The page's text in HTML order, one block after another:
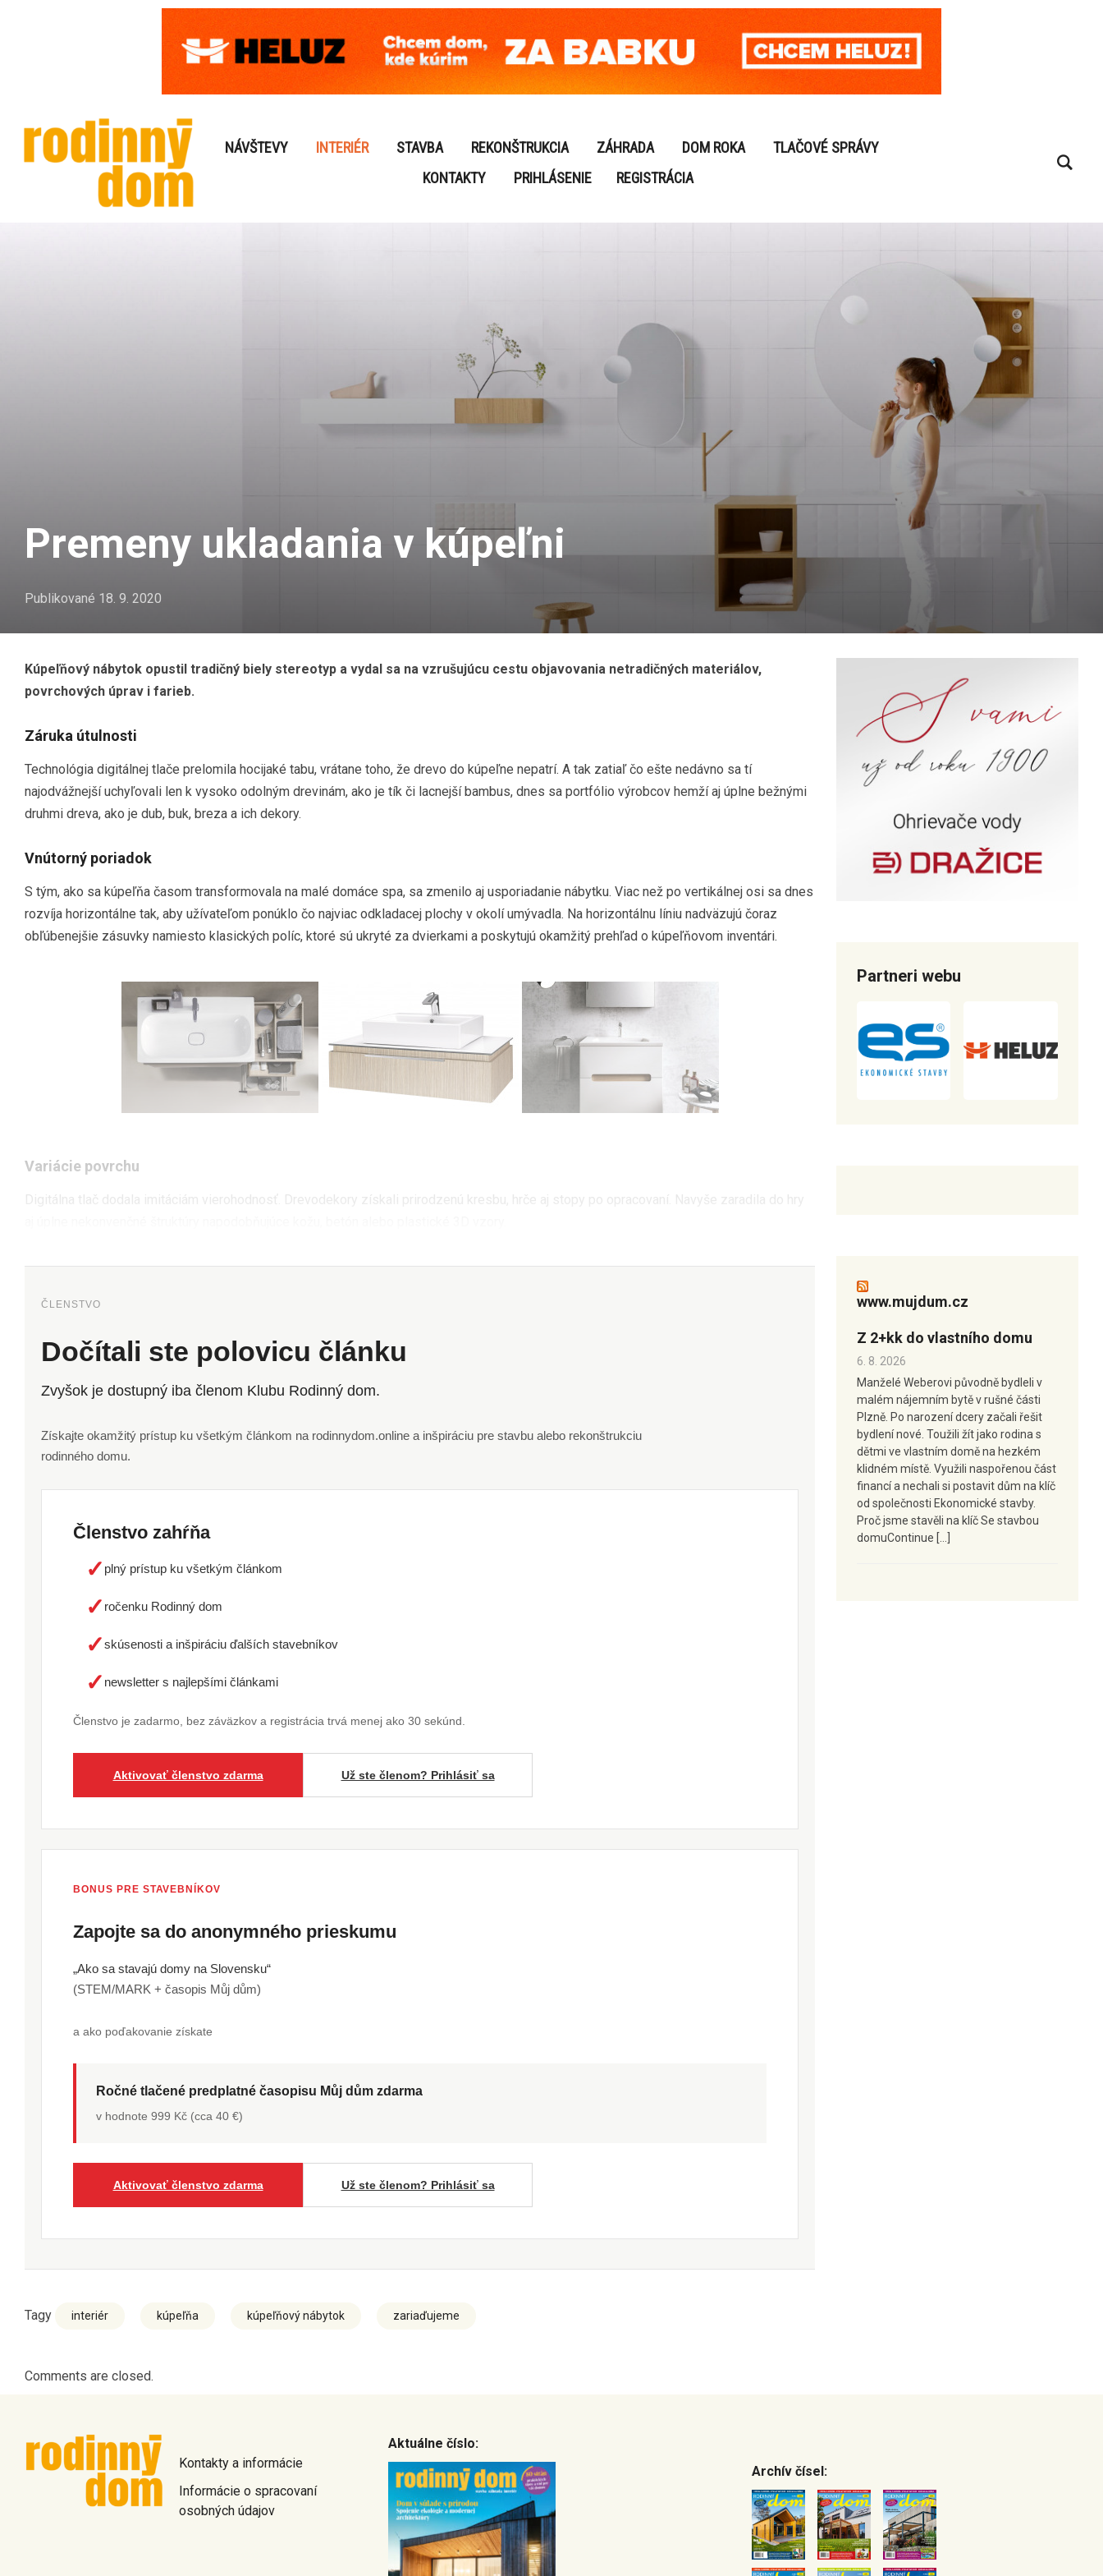
NÁVŠTEVY INTERIÉR STAVBA REKONŠTRUKCIA ZÁHRADA DOM ROKA
TLAČOVÉ SPRÁVY
KONTAKTY
PRIHLÁSENIE REGISTRÁCIA
Premeny ukladania v kúpeľni
Publikované 18. 9. 2020
Kúpeľňový nábytok opustil tradičný biely stereotyp a vydal sa na vzrušujúcu cestu objavovania netradičných materiálov,
povrchových úprav i farieb.
Záruka útulnosti
Technológia digitálnej tlače prelomila hocijaké tabu, vrátane toho, že drevo do kúpeľne nepatrí. A tak zatiaľ čo ešte nedávno sa tí
najodvážnejší uchyľovali len k vysoko odolným drevinám, ako je tík či lacnejší bambus, dnes sa portfólio výrobcov hemží aj úplne bežnými
druhmi dreva, ako je dub, buk, breza a ich dekory.
Vnútorný poriadok
S tým, ako sa kúpeľňa časom transformovala na malé domáce spa, sa zmenilo aj usporiadanie nábytku. Viac než po vertikálnej osi sa dnes
rozvíja horizontálne tak, aby užívateľom ponúklo čo najviac odkladacej plochy v okolí umývadla. Na horizontálnu líniu nadväzujú čoraz
obľúbenejšie zásuvky namiesto klasických políc, ktoré sú ukryté za dvierkami a poskytujú okamžitý prehľad o kúpeľňovom inventári.
Variácie povrchu
Digitálna tlač dodala imitáciám vierohodnosť. Drevodekory získali prirodzenú kresbu, hrče aj stopy po opracovaní. Navyše zaradila do hry
ČLENSTVO
Dočítali ste polovicu článku
Zvyšok je dostupný iba členom Klubu Rodinný dom.
Získajte okamžitý prístup ku všetkým článkom na rodinnydom.online a inšpiráciu pre stavbu alebo rekonštrukciu
rodinného domu.
Členstvo zahŕňa
✓ plný prístup ku všetkým článkom
✓ ročenku Rodinný dom
✓skúsenosti a inšpiráciu ďalších stavebníkov
✓ newsletter s najlepšími článkami
Členstvo je zadarmo, bez záväzkov a registrácia trvá menej ako 30 sekúnd.
Aktivovať členstvo zdarma Už ste členom? Prihlásiť sa
BONUS PRE STAVEBNÍKOV
Zapojte sa do anonymného prieskumu
„Ako sa stavajú domy na Slovensku“
(STEM/MARK + časopis Můj dům)
a ako poďakovanie získate
Ročné tlačené predplatné časopisu Můj dům zdarma
v hodnote 999 Kč (cca 40 €)
Aktivovať členstvo zdarma Už ste členom? Prihlásiť sa
Tagy interiér kúpeľňa kúpeľňový nábytok zariaďujeme
Comments are closed.
Partneri webu
www.mujdum.cz
Z 2+kk do vlastního domu
6. 8. 2026
Manželé Weberovi původně bydleli v
malém nájemním bytě v rušné části
Plzně. Po narození dcery začali řešit
bydlení nové. Toužili žít jako rodina s
dětmi ve vlastním domě na hezkém
klidném místě. Využili naspořenou část
financí a nechali si postavit dům na klíč
od společnosti Ekonomické stavby.
Proč jsme stavěli na klíč Se stavbou
domuContinue […]
Kontakty a informácie
Informácie o spracovaní
osobných údajov
Aktuálne číslo:
Archív čísel: